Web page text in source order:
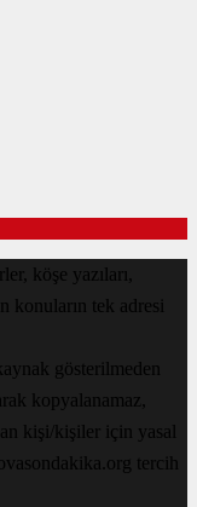
köşe yazıları,
konuların tek adresi
gösterilmeden
kopyalanamaz,
kişi/kişiler için yasal
tercih